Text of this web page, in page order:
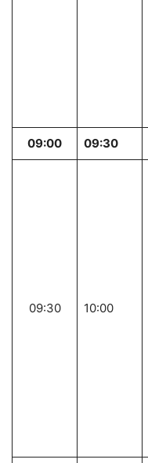
09:00 09:30
09:30 10:00